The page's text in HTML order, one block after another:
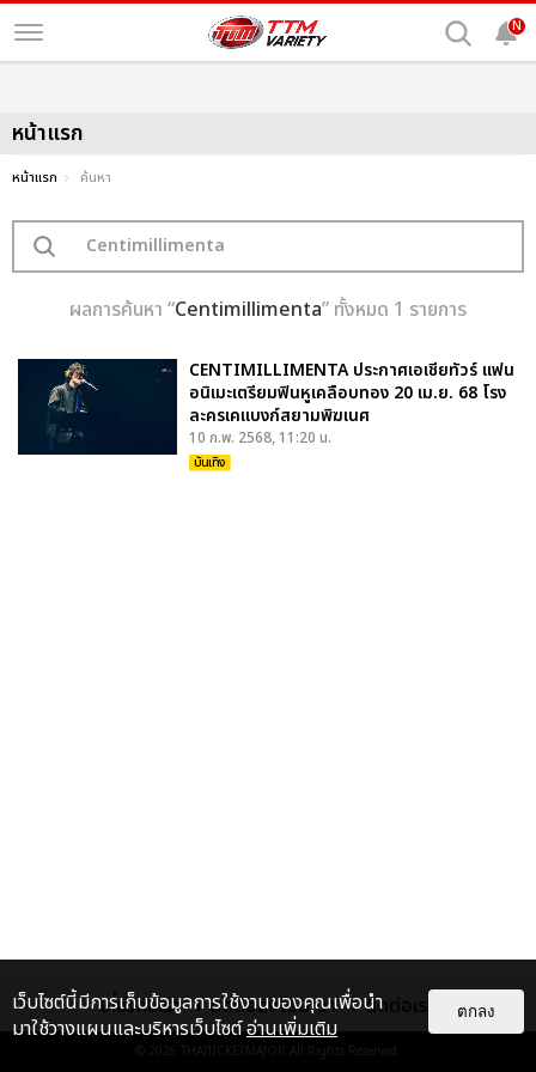
N
หน้าแรก
หน้าแรก ค้นหา
ผลการค้นหา “Centimillimenta” ทั้งหมด 1 รายการ
CENTIMILLIMENTA ประกาศเอเชียทัวร์ แฟน
อนิเมะเตรียมฟินหูเคลือบทอง 20 เม.ย. 68 โรง
ละครเคแบงก์สยามพิฆเนศ
10 ก.พ. 2568, 11:20 น.
บันเทิง
เกี่ยวกับเรา ติดต่อลงโฆษณา ติดต่อเรา
© 2026 THAITICKETMAJOR All Rights Reserved.
เว็บไซต์นี้มีการเก็บข้อมูลการใช้งานของคุณเพื่อนำ
มาใช้วางแผนและบริหารเว็บไซต์อ่านเพิ่มเติม
ตกลง